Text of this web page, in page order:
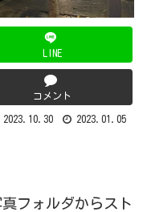
LINE
コメント
2023.10.30 2023.01.05
フォルダからスト